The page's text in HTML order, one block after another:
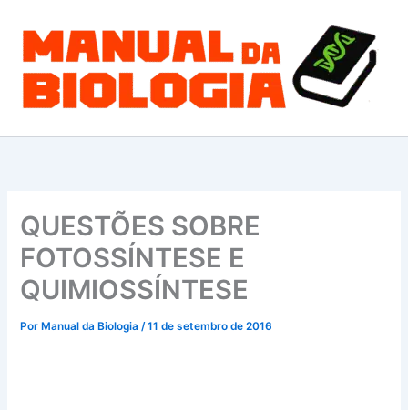
para
conteúdo
QUESTÕES SOBRE
FOTOSSÍNTESE E
QUIMIOSSÍNTESE
Por Manual da Biologia/11 de setembro de 2016